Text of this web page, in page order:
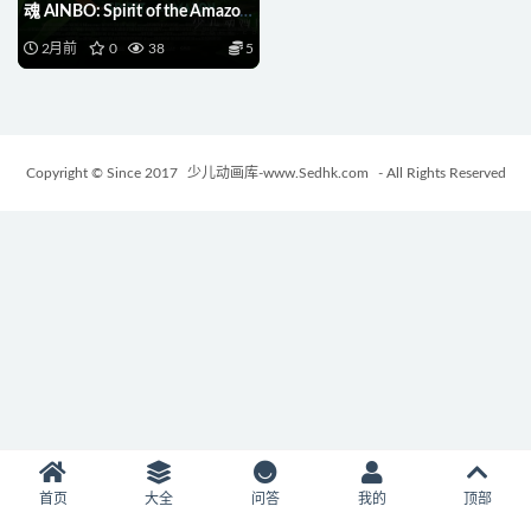
魂 AINBO: Spirit of the Amazon
纯净收藏版 1080P/MKV/2.33G
2月前 0 38 5
Copyright © Since 2017 少儿动画库-www.Sedhk.com - All Rights Reserved
首页 大全 问答 我的 顶部